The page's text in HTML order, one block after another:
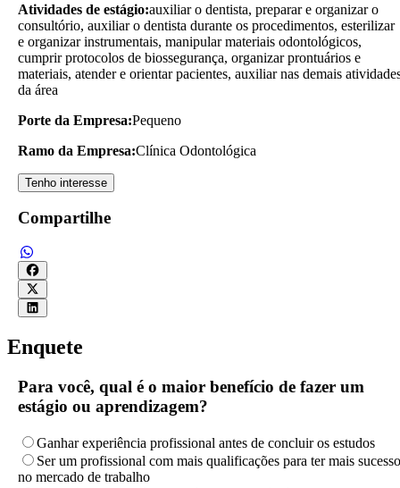
Atividades de estágio:auxiliar o dentista, preparar e organizar o
consultório, auxiliar o dentista durante os procedimentos, esterilizar
e organizar instrumentais, manipular materiais odontológicos,
cumprir protocolos de biossegurança, organizar prontuários e
materiais, atender e orientar pacientes, auxiliar nas demais
da área
Porte da Empresa:Pequeno
Ramo da Empresa:Clínica Odontológica
Tenho interesse
Compartilhe
Enquete
Para você, qual é o maior benefício de fazer um
estágio ou aprendizagem?
Ganhar experiência profissional antes de concluir os estudos
Ser um profissional com mais qualificações para ter mais sucesso
no mercado de trabalho